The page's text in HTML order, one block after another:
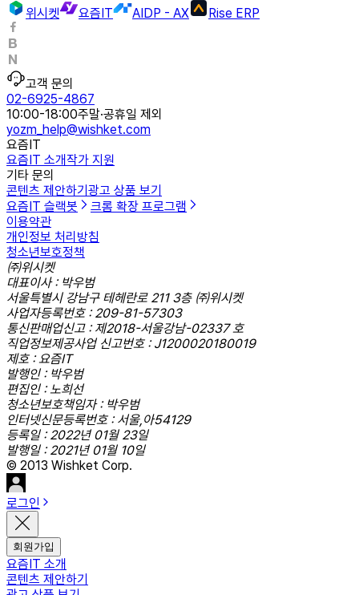
위시켓
요즘IT AIDP - AX Rise ERP
고객 문의
02-6925-4867
10:00-18:00주말·공휴일 제외
yozm_help@wishket.com
요즘IT
요즘IT 소개작가 지원
기타 문의
콘텐츠 제안하기 광고 상품 보기
요즘IT 슬랙봇
크롬 확장 프로그램
이용약관
개인정보 처리방침
청소년보호정책
㈜위시켓
대표이사 : 박우범
서울특별시 강남구 테헤란로 211 3층 ㈜위시켓
사업자등록번호 : 209-81-57303
통신판매업신고 : 제2018-서울강남-02337 호
직업정보제공사업 신고번호 : J1200020180019
제호 : 요즘IT
발행인 : 박우범
편집인 : 노희선
청소년보호책임자 : 박우범
인터넷신문등록번호 : 서울,아54129
등록일 : 2022년 01월 23일
발행일 : 2021년 01월 10일
© 2013 Wishket Corp.
로그인
회원가입
요즘IT 소개
콘텐츠 제안하기